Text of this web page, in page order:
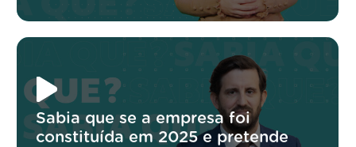
Sabia que se a empresa foi
constituída em 2025 e pretende